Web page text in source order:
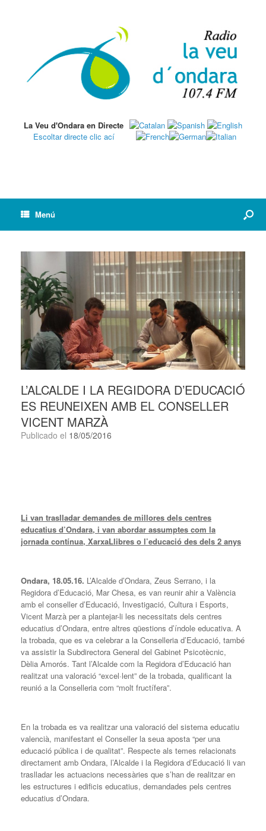
La Veu d'Ondara en Directe
Escoltar directe clic ací
Menú
L’ALCALDE I LA REGIDORA D’EDUCACIÓ
ES REUNEIXEN AMB EL CONSELLER
VICENT MARZÀ
Publicado el 18/05/2016
Li van traslladar demandes de millores dels centres
educatius d’Ondara, i van abordar assumptes com la
jornada contínua, XarxaLlibres o l’educació des dels 2 anys
Ondara, 18.05.16. L’Alcalde d’Ondara, Zeus Serrano, i la
Regidora d’Educació, Mar Chesa, es van reunir ahir a València
amb el conseller d’Educació, Investigació, Cultura i Esports,
Vicent Marzà per a plantejar-li les necessitats dels centres
educatius d’Ondara, entre altres qüestions d’índole educativa. A
la trobada, que es va celebrar a la Conselleria d’Educació, també
va assistir la Subdirectora General del Gabinet Psicotècnic,
Dèlia Amorós. Tant l’Alcalde com la Regidora d’Educació han
realitzat una valoració “excel·lent” de la trobada, qualificant la
reunió a la Conselleria com “molt fructífera”.
En la trobada es va realitzar una valoració del sistema educatiu
valencià, manifestant el Conseller la seua aposta “per una
educació pública i de qualitat”. Respecte als temes relacionats
directament amb Ondara, l’Alcalde i la Regidora d’Educació li van
traslladar les actuacions necessàries que s’han de realitzar en
les estructures i edificis educatius, demandades pels centres
educatius d’Ondara.